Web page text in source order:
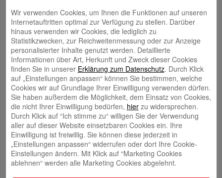
Christoph Kaleschke
Stephan Merkel
Rahel Neufeld
Wir verwenden Cookies, um Ihnen die Funktionen auf unseren
Internetauftritten optimal zur Verfügung zu stellen. Darüber
hinaus verwenden wir Cookies, die lediglich zu
Statistikzwecken, zur Reichweitenmessung oder zur Anzeige
personalisierter Inhalte genutzt werden. Detaillierte
Informationen über Art, Herkunft und Zweck dieser Cookies
finden Sie in unserer Erklärung zum Datenschutz. Durch Klick
auf „Einstellungen anpassen“ können Sie bestimmen, welche
Cookies wir auf Grundlage Ihrer Einwilligung verwenden dürfen.
Sie haben außerdem die Möglichkeit, dem Einsatz von Cookies,
die nicht Ihrer Einwilligung bedürfen, hierzu widersprechen.
Durch Klick auf “Ich stimme zu“ willigen Sie der Verwendung
aller auf dieser Website einsetzbaren Cookies ein. Ihre
Einwilligung ist freiwillig. Sie können diese jederzeit in
„Einstellungen anpassen“ widerrufen oder dort Ihre Cookie-
Einstellungen ändern. Mit Klick auf “Marketing Cookies
ablehnen“ werden alle Marketing Cookies abgelehnt.